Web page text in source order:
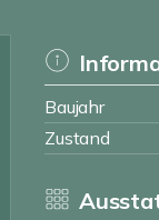
Baujahr
Zustand